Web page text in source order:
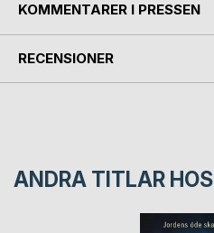
KOMMENTARER I PRESSEN
RECENSIONER
ANDRA TITLAR HOS